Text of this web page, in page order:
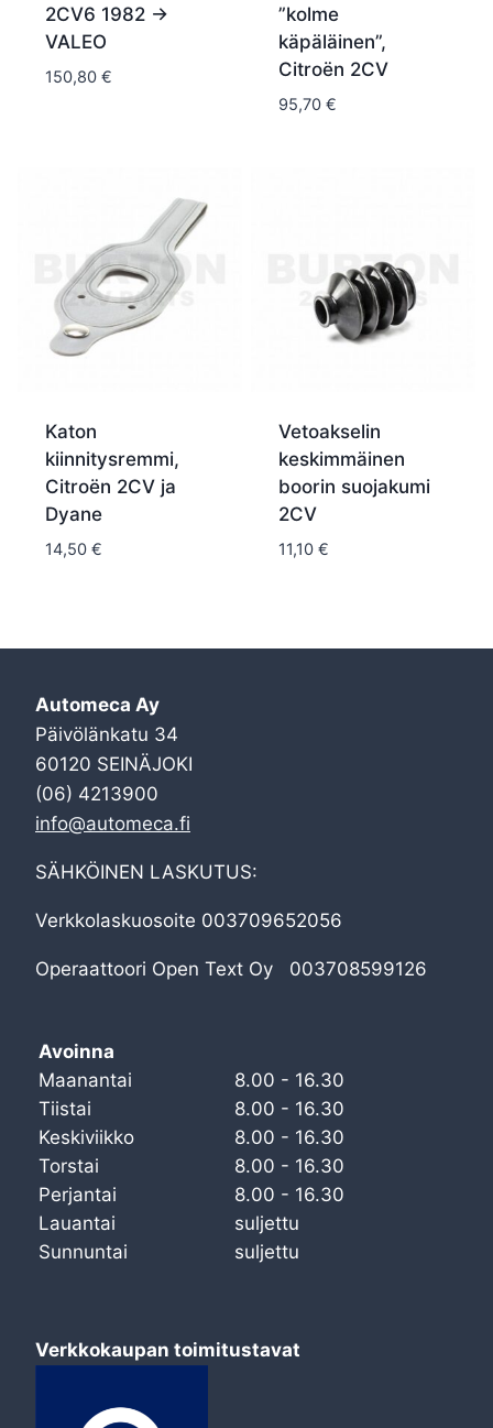
2CV6 1982 ->
VALEO
150,80 €
”kolme
käpäläinen”,
Citroën 2CV
95,70 €
Katon
kiinnitysremmi,
Citroën 2CV ja
Dyane
14,50 €
Vetoakselin
keskimmäinen
boorin suojakumi
2CV
11,10 €
Automeca Ay
Päivölänkatu 34
60120 SEINÄJOKI
(06) 4213900
info@automeca.fi
SÄHKÖINEN LASKUTUS:
Verkkolaskuosoite 003709652056
Operaattoori Open Text Oy 003708599126
Avoinna
Maanantai
8.00 - 16.30
Tiistai
8.00 - 16.30
Keskiviikko
8.00 - 16.30
Torstai
8.00 - 16.30
Perjantai
8.00 - 16.30
Lauantai
suljettu
Sunnuntai
suljettu
Verkkokaupan toimitustavat